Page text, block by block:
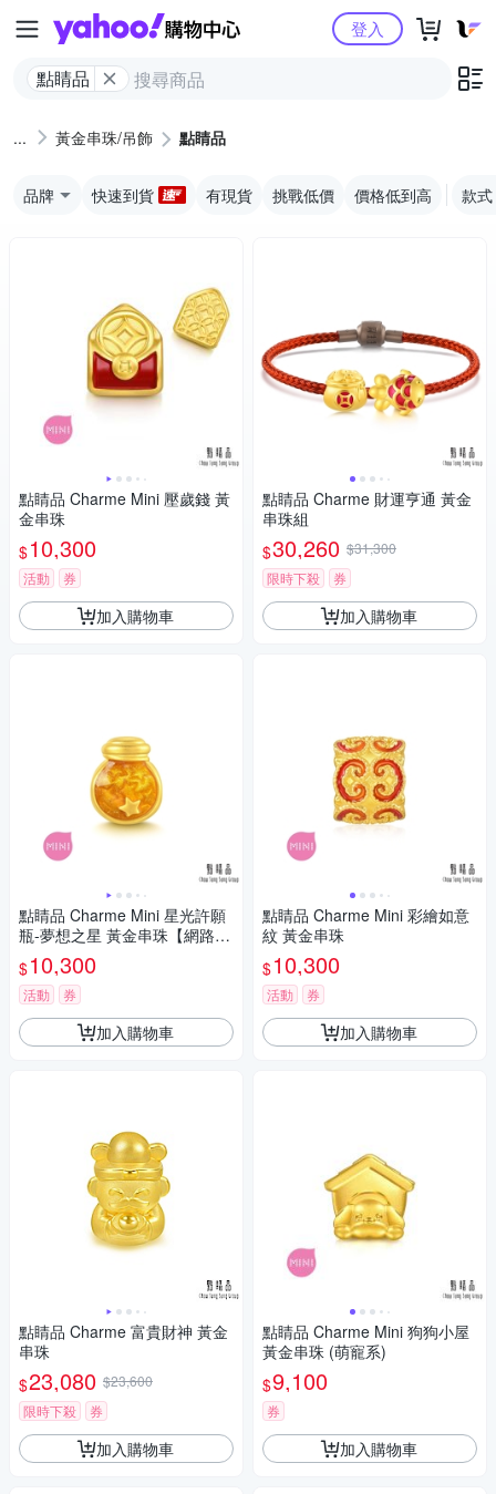
Yahoo購物中心
點睛品
登入
黃金串珠/吊飾 點睛品
品牌 快速到貨 有現貨 挑戰低價 價格低到高 款式
點睛品 Charme Mini 壓歲錢 黃
金串珠
$10,300
活動 券
加入購物車
點睛品 Charme Mini 星光許願
瓶-夢想之星 黃金串珠【網路獨
家款】
$10,300
活動 券
加入購物車
點睛品 Charme 富貴財神 黃金
串珠
$23,080 $23,600
限時下殺
券
加入購物車
點睛品 Charme 財運亨通 黃金
串珠組
$30,260 $31,300
限時下殺
券
加入購物車
點睛品 Charme Mini 彩繪如意
紋 黃金串珠
$10,300
活動 券
加入購物車
點睛品 Charme Mini 狗狗小屋
黃金串珠 (萌寵系)
$9,100
券
加入購物車